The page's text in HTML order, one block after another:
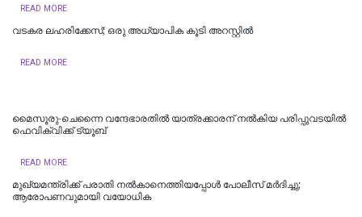
READ MORE
വടകര ലഹരിക്കേസ്; ഒരു അധ്യാപിക കൂടി അറസ്റ്റില്‍
READ MORE
മൈസൂരു-ചെന്നൈ വന്ദേഭാരതില്‍ യാത്രക്കാരന് നല്‍കിയ പരിപ്പുവടയില്‍
ഫെവിക്വിക്ക് ട്യൂബ്
READ MORE
മുഖ്യമന്ത്രിക്ക് പരാതി നൽകാനെത്തിയപ്പോൾ പോലീസ് മർദിച്ചു;
ആരോപണവുമായി വയോധിക